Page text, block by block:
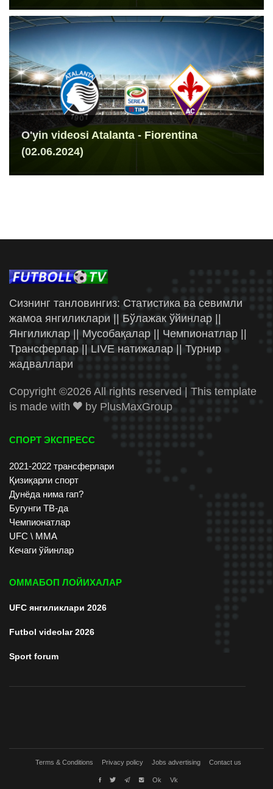
O'yin videosi Atalanta - Fiorentina
(02.06.2024)
Сизнинг танловингиз: Статистика ва севимли
жамоа янгиликлари || Бўлажак ўйинлар ||
Янгиликлар || Мусобақалар || Чемпионатлар ||
Трансферлар || LIVE натижалар || Турнир
жадваллари
Copyright ©2026 All rights reserved | This template
is made with
by PlusMaxGroup
СПОРТ ЭКСПРЕСС
2021-2022 трансферлари
Қизиқарли спорт
Дунёда нима гап?
Бугунги ТВ-да
Чемпионатлар
UFC \ ММА
Кечаги ўйинлар
ОММАБОП ЛОЙИХАЛАР
UFC янгиликлари 2026
Futbol videolar 2026
Sport forum
Terms & Conditions Privacy policy Jobs advertising Contact us
Ok Vk